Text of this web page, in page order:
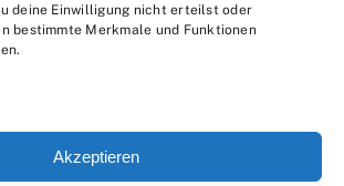
deine Einwilligung nicht erteilst oder
bestimmte Merkmale und Funktionen
Akzeptieren
Datenschutzerklärung